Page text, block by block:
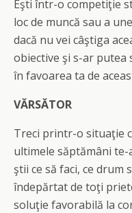
Eşti într-o competiţie
loc de muncă sau a
dacă nu vei câştiga
obiective şi s-ar putea
în favoarea ta de
VĂRSĂTOR
Treci printr-o situaţie
ultimele săptămâni
ştii ce să faci, ce drum
îndepărtat de toţi
soluţie favorabilă la